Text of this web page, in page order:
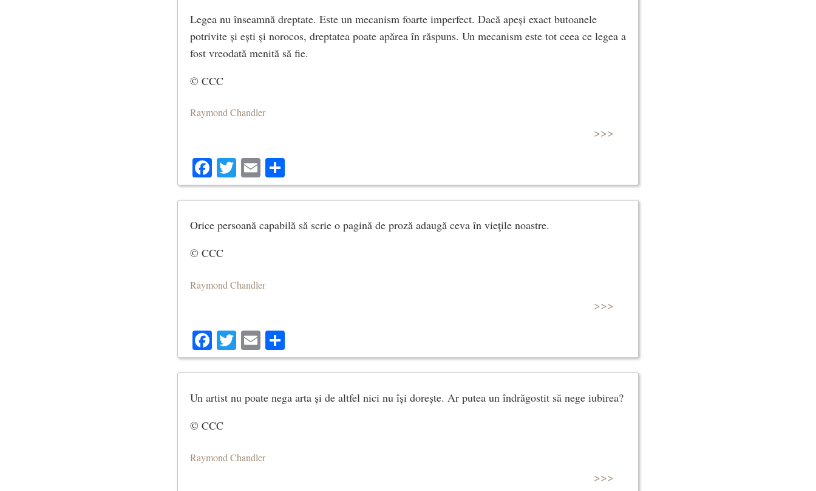
Legea nu înseamnă dreptate. Este un mecanism foarte imperfect. Dacă apeși exact butoanele
potrivite și ești și norocos, dreptatea poate apărea în răspuns. Un mecanism este tot ceea ce legea a
fost vreodată menită să fie.
© CCC
Raymond Chandler
>>>
Facebook
Twitter
Email
Orice persoană capabilă să scrie o pagină de proză adaugă ceva în vieţile noastre.
© CCC
Raymond Chandler
>>>
Facebook
Twitter
Email
Un artist nu poate nega arta și de altfel nici nu își dorește. Ar putea un îndrăgostit să nege iubirea?
© CCC
Raymond Chandler
>>>